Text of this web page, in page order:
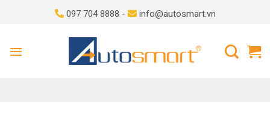
097 704 8888 - info@autosmart.vn